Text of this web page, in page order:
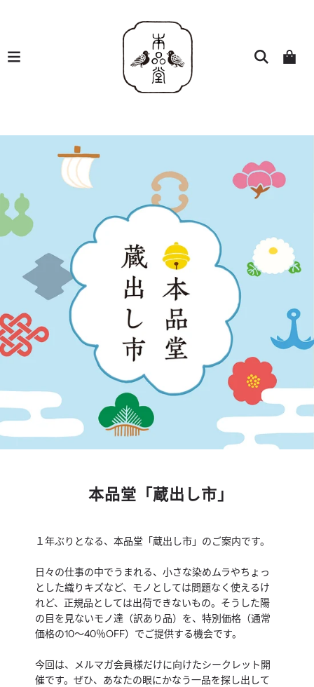
本品堂「蔵出し市」
１年ぶりとなる、本品堂「蔵出し市」のご案内です。
日々の仕事の中でうまれる、小さな染めムラやちょっ
とした織りキズなど、モノとしては問題なく使えるけ
れど、正規品としては出荷できないもの。そうした陽
の目を見ないモノ達（訳あり品）を、特別価格（通常
価格の10〜40％OFF）でご提供する機会です。
今回は、メルマガ会員様だけに向けたシークレット開
催です。ぜひ、あなたの眼にかなう一品を探し出して